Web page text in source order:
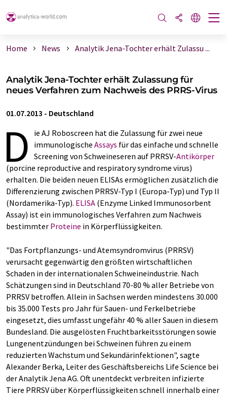
Home News Analytik Jena-Tochter erhält Zulassu ...
Analytik Jena-Tochter erhält Zulassung für
neues Verfahren zum Nachweis des PRRS-Virus
01.07.2013 - Deutschland
D
ie AJ Roboscreen hat die Zulassung für zwei neue
immunologische Assays für das einfache und schnelle
Screening von Schweineseren auf PRRSV-Antikörper
(porcine reproductive and respiratory syndrome virus)
erhalten. Die beiden neuen ELISAs ermöglichen zusätzlich die
Differenzierung zwischen PRRSV-Typ I (Europa-Typ) und Typ II
(Nordamerika-Typ). ELISA (Enzyme Linked Immunosorbent
Assay) ist ein immunologisches Verfahren zum Nachweis
bestimmter Proteine in Körperflüssigkeiten.
"Das Fortpflanzungs- und Atemsyndromvirus (PRRSV)
verursacht gegenwärtig den größten wirtschaftlichen
Schaden in der internationalen Schweineindustrie. Nach
Schätzungen sind in Deutschland 70-80 % aller Betriebe von
PRRSV betroffen. Allein in Sachsen werden mindestens 30.000
bis 35.000 Tests pro Jahr für Sauen- und Ferkelbetriebe
eingesetzt, dies umfasst ungefähr 40 % aller Sauen in diesem
Bundesland. Die ausgelösten Fruchtbarkeitsstörungen sowie
Lungenentzündungen bei Schweinen führen zu einem
reduzierten Wachstum und Sekundärinfektionen", sagte
Alexander Berka, Leiter des Geschäftsbereichs Life Science bei
der Analytik Jena AG. Oft unentdeckt verbreiten infizierte
Tiere PRRSV über Körperflüssigkeiten schnell innerhalb einer